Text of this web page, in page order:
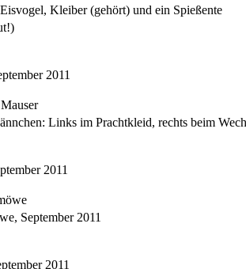
Kleiber (gehört) und ein Spießente
2011
Links im Prachtkleid, rechts beim
2011
September 2011
2011